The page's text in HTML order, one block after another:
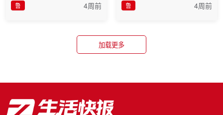
鲁 4周前 鲁 4周前
加载更多